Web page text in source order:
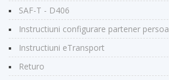
SAF-T - D406
Instructiuni configurare partener
Instructiuni eTransport
Returo